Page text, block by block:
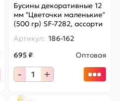
Бусины декоративные 12
мм "Цветочки маленькие"
(500 гр) SF-7282, ассорти
Артикул: 186-162
695 ₽
Оптовая
- +